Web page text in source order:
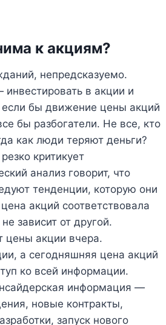
к акциям?
непредсказуемо.
в акции и
если бы движение цены акций
бы разбогатели. Не все, кто
как люди теряют деньги?
критикует
анализ говорит, что
тенденции, которую они
акций соответствовала
зависит от другой.
цены акции вчера.
а сегодняшняя цена акций
ко всей информации.
информация —
новые контракты,
запуск нового